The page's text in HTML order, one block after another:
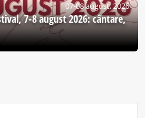
07-08 august, 2026
7-8 august 2026: cântare,